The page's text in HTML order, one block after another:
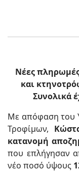
Νέες
και
Συνολικά
Με απόφαση του
Τροφίμων,
κατανομή
που επλήγησαν
νέο ποσό ύψους